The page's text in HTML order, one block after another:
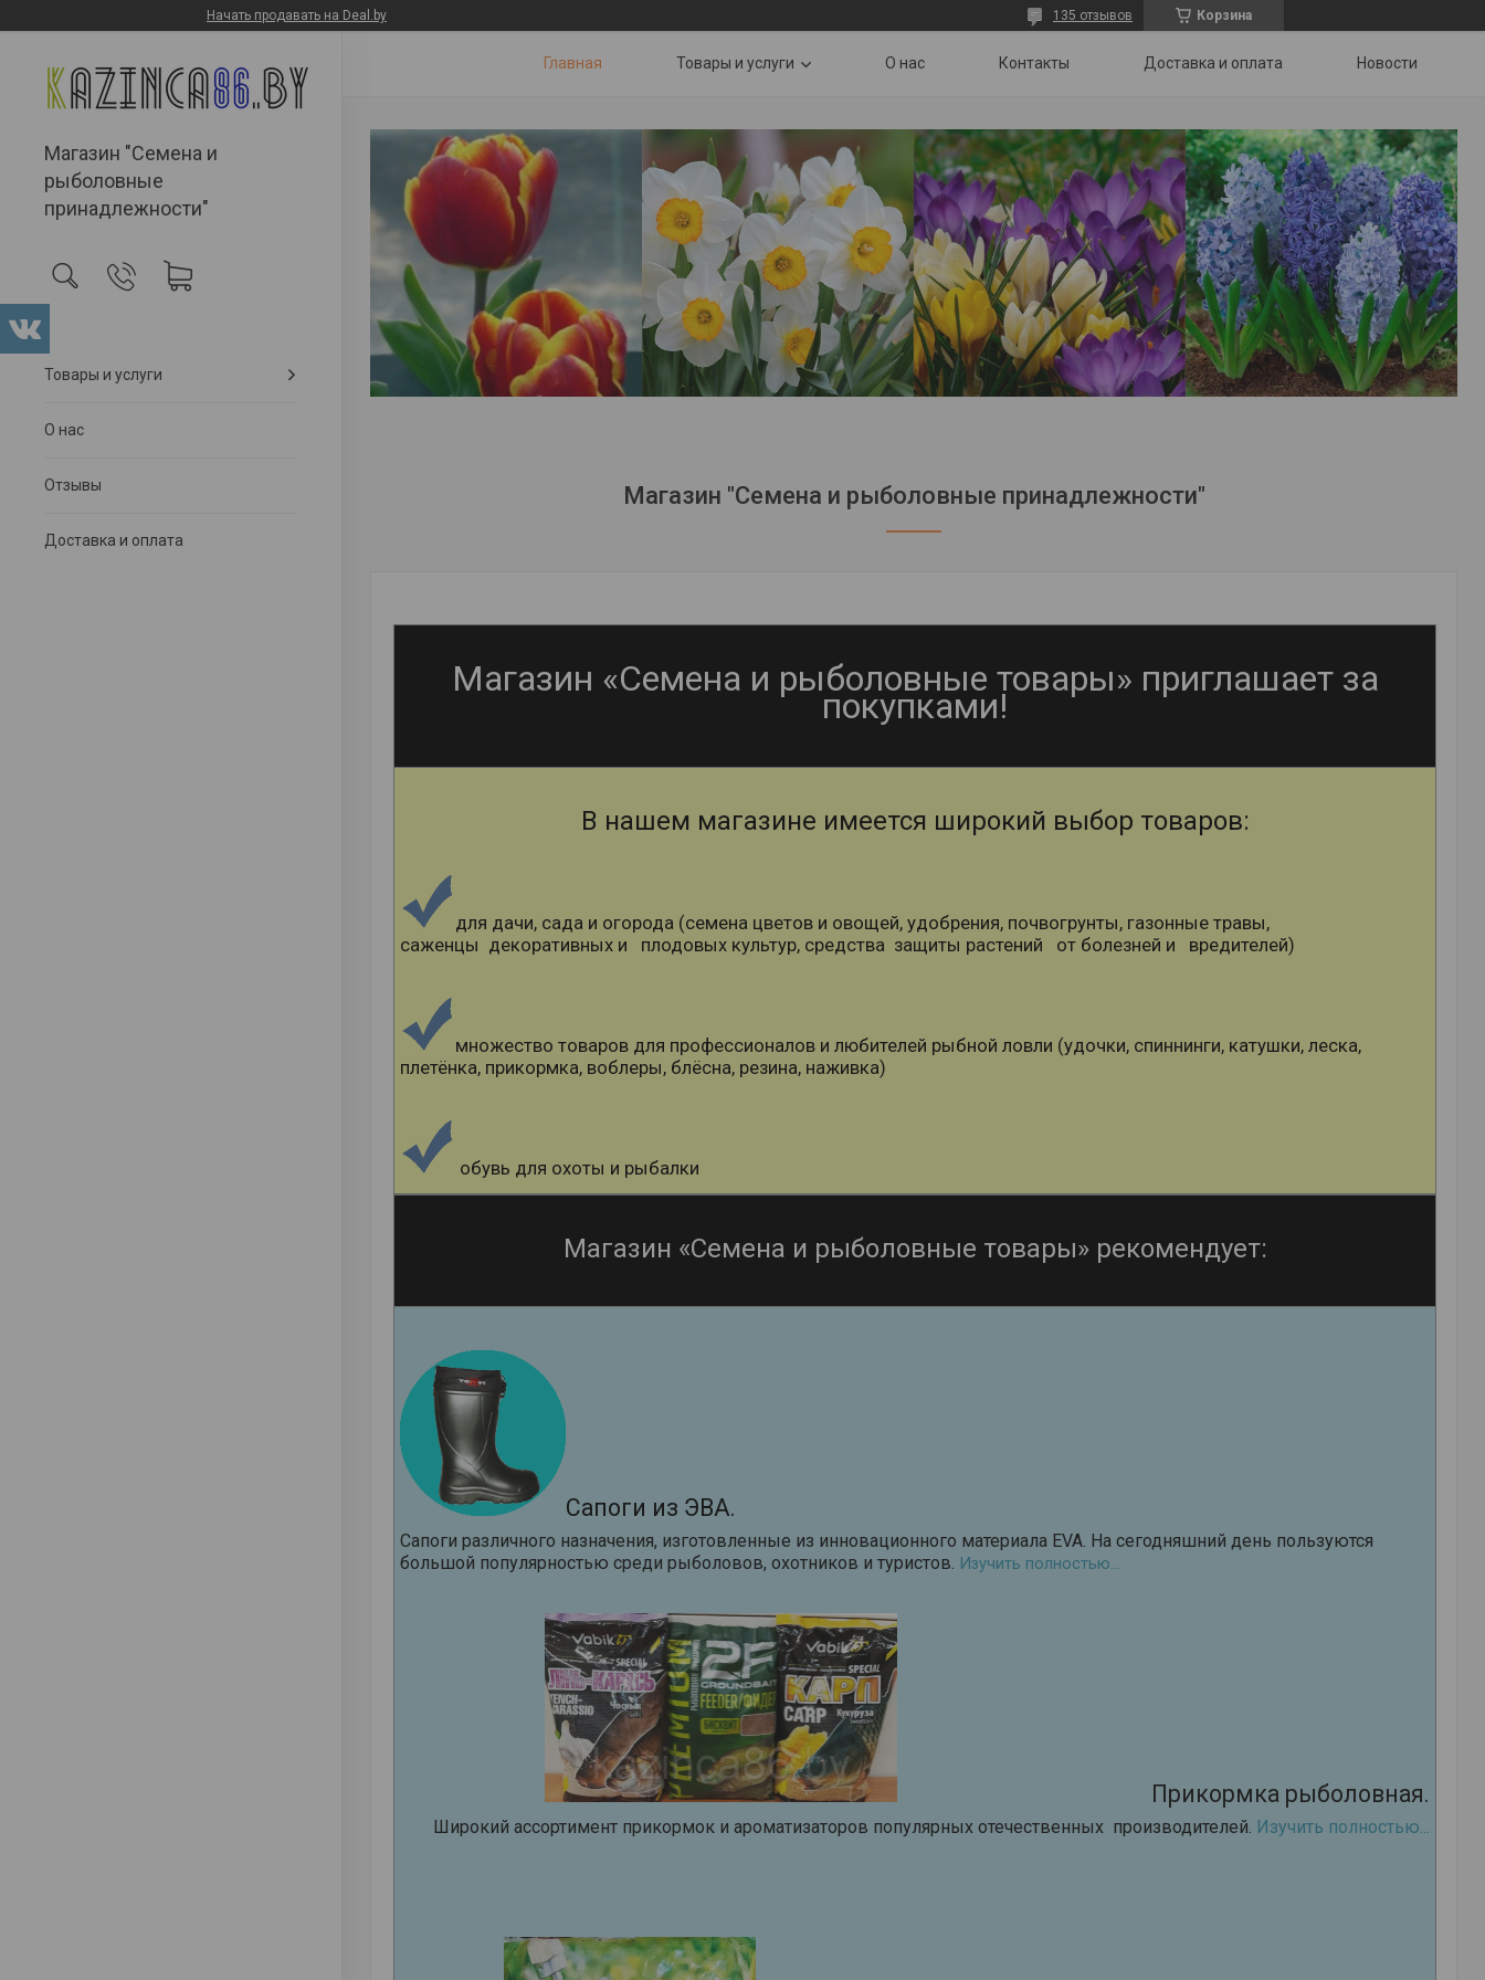
Начать продавать на Deal.by Корзина
135 отзывов
Магазин "Семена и
рыболовные
принадлежности"
Товары и услуги
О нас
Отзывы
Доставка и оплата
Главная Товары и услуги О нас Контакты Доставка и оплата Новости
Магазин "Семена и рыболовные принадлежности"
Магазин «Семена и рыболовные товары» приглашает за
покупками!
В нашем магазине имеется широкий выбор товаров:
для дачи, сада и огорода (семена цветов и овощей, удобрения, почвогрунты, газонные травы,
саженцы декоративных и плодовых культур, средства защиты растений от болезней и вредителей)
множество товаров для профессионалов и любителей рыбной ловли (удочки, спиннинги, катушки, леска,
плетёнка, прикормка, воблеры, блёсна, резина, наживка)
обувь для охоты и рыбалки
Магазин «Семена и рыболовные товары» рекомендует:
Сапоги из ЭВА.
Сапоги различного назначения, изготовленные из инновационного материала EVA. На сегодняшний день пользуются
большой популярностью среди рыболовов, охотников и туристов. Изучить полностью…
Прикормка рыболовная.
Широкий ассортимент прикормок и ароматизаторов популярных отечественных производителей. Изучить полностью...